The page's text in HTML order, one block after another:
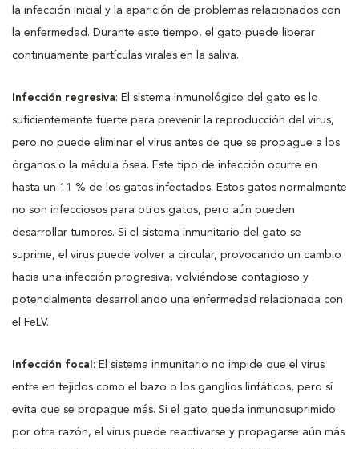
la infección inicial y la aparición de problemas relacionados con
la enfermedad. Durante este tiempo, el gato puede liberar
continuamente partículas virales en la saliva.
Infección regresiva: El sistema inmunológico del gato es lo
suficientemente fuerte para prevenir la reproducción del virus,
pero no puede eliminar el virus antes de que se propague a los
órganos o la médula ósea. Este tipo de infección ocurre en
hasta un 11 % de los gatos infectados. Estos gatos normalmente
no son infecciosos para otros gatos, pero aún pueden
desarrollar tumores. Si el sistema inmunitario del gato se
suprime, el virus puede volver a circular, provocando un cambio
hacia una infección progresiva, volviéndose contagioso y
potencialmente desarrollando una enfermedad relacionada con
el FeLV.
Infección focal : El sistema inmunitario no impide que el virus
entre en tejidos como el bazo o los ganglios linfáticos, pero sí
evita que se propague más. Si el gato queda inmunosuprimido
por otra razón, el virus puede reactivarse y propagarse aún más